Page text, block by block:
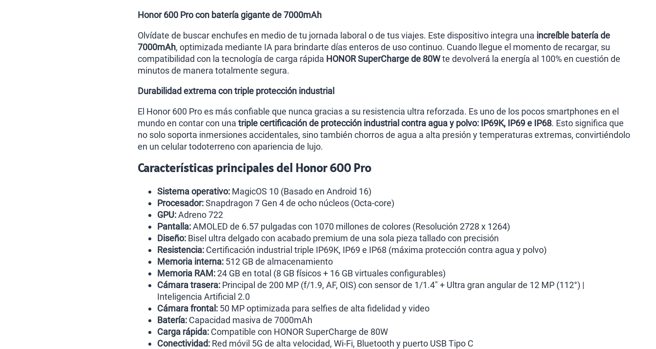
Honor 600 Pro con batería gigante de 7000mAh
Olvídate de buscar enchufes en medio de tu jornada laboral o de tus viajes. Este dispositivo integra una increíble batería de
7000mAh, optimizada mediante IA para brindarte días enteros de uso continuo. Cuando llegue el momento de recargar, su
compatibilidad con la tecnología de carga rápida HONOR SuperCharge de 80Wte devolverá la energía al 100% en cuestión de
minutos de manera totalmente segura.
Durabilidad extrema con triple protección industrial
El Honor 600 Pro es más confiable que nunca gracias a su resistencia ultra reforzada. Es uno de los pocos smartphones en el
mundo en contar con una triple certificación de protección industrial contra agua y polvo: IP69K, IP69 e IP68. Esto significa que
no solo soporta inmersiones accidentales, sino también chorros de agua a alta presión y temperaturas extremas, convirtiéndolo
en un celular todoterreno con apariencia de lujo.
Características principales del Honor 600 Pro
Sistema operativo: MagicOS 10 (Basado en Android 16)
Procesador:Snapdragon 7 Gen 4 de ocho núcleos (Octa-core)
GPU:Adreno 722
Pantalla:AMOLED de 6.57 pulgadas con 1070 millones de colores (Resolución 2728 x 1264)
Diseño: Bisel ultra delgado con acabado premium de una sola pieza tallado con precisión
Resistencia: Certificación industrial triple IP69K, IP69 e IP68 (máxima protección contra agua y polvo)
Memoria interna: 512 GB de almacenamiento
Memoria RAM:24 GB en total (8 GB físicos + 16 GB virtuales configurables)
Cámara trasera: Principal de 200 MP (f/1.9, AF, OIS) con sensor de 1/1.4" + Ultra gran angular de 12 MP (112°) |
Inteligencia Artificial 2.0
Cámara frontal: 50 MP optimizada para selfies de alta fidelidad y video
Batería: Capacidad masiva de 7000mAh
Carga rápida: Compatible con HONOR SuperCharge de 80W
Conectividad: Red móvil 5G de alta velocidad, Wi-Fi, Bluetooth y puerto USB Tipo C